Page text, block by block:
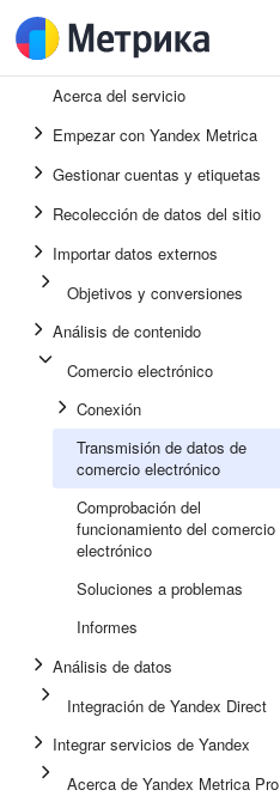
Acerca del servicio
Empezar con Yandex Metrica
Gestionar cuentas y etiquetas
Recolección de datos del sitio
Importar datos externos
Objetivos y conversiones
Análisis de contenido
Comercio electrónico
Conexión
Transmisión de datos de
comercio electrónico
Comprobación del
funcionamiento del comercio
electrónico
Soluciones a problemas
Informes
Análisis de datos
Integración de Yandex Direct
Integrar servicios de Yandex
Acerca de Yandex Metrica Pro